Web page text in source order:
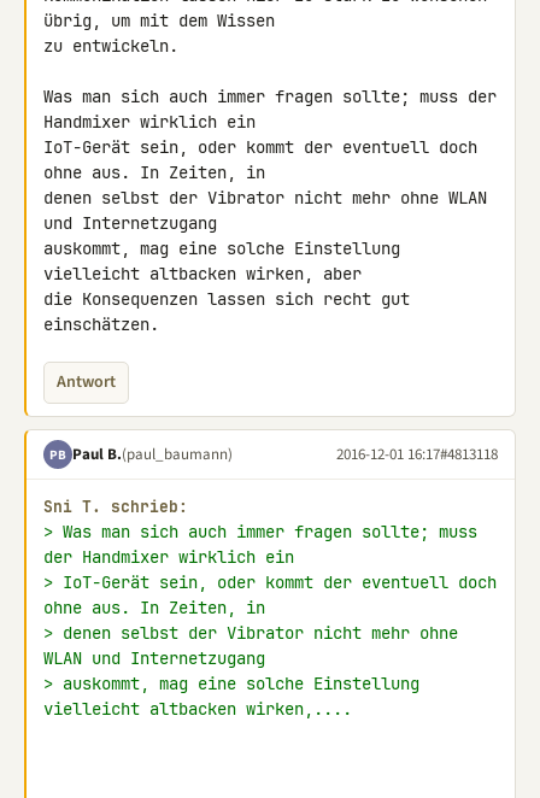
übrig, um mit dem Wissen
zu entwickeln.
Was man sich auch immer fragen sollte; muss der
Handmixer wirklich ein
IoT-Gerät sein, oder kommt der eventuell doch
ohne aus. In Zeiten, in
denen selbst der Vibrator nicht mehr ohne WLAN
und Internetzugang
auskommt, mag eine solche Einstellung
vielleicht altbacken wirken, aber
die Konsequenzen lassen sich recht gut
einschätzen.
Antwort
PB Paul B.(paul_baumann) 2016-12-01 16:17#4813118
Sni T. schrieb:
> Was man sich auch immer fragen sollte; muss
der Handmixer wirklich ein
> IoT-Gerät sein, oder kommt der eventuell doch
ohne aus. In Zeiten, in
> denen selbst der Vibrator nicht mehr ohne
WLAN und Internetzugang
> auskommt, mag eine solche Einstellung
vielleicht altbacken wirken,....